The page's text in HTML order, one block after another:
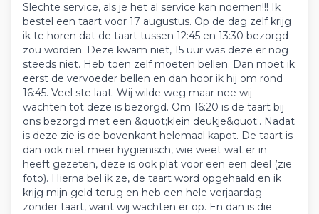
Slechte service, als je het al service kan noemen!!! Ik
bestel een taart voor 17 augustus. Op de dag zelf krijg
ik te horen dat de taart tussen 12:45 en 13:30 bezorgd
zou worden. Deze kwam niet, 15 uur was deze er nog
steeds niet. Heb toen zelf moeten bellen. Dan moet ik
eerst de vervoeder bellen en dan hoor ik hij om rond
16:45. Veel ste laat. Wij wilde weg maar nee wij
wachten tot deze is bezorgd. Om 16:20 is de taart bij
ons bezorgd met een &quot;klein deukje&quot;. Nadat
is deze zie is de bovenkant helemaal kapot. De taart is
dan ook niet meer hygiënisch, wie weet wat er in
heeft gezeten, deze is ook plat voor een een deel (zie
foto). Hierna bel ik ze, de taart word opgehaald en ik
krijg mijn geld terug en heb een hele verjaardag
zonder taart, want wij wachten er op. En dan is die